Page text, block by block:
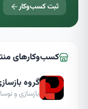
ثبت کسب‌وکار
کسب‌وکارهای
گروه
بازسازی و